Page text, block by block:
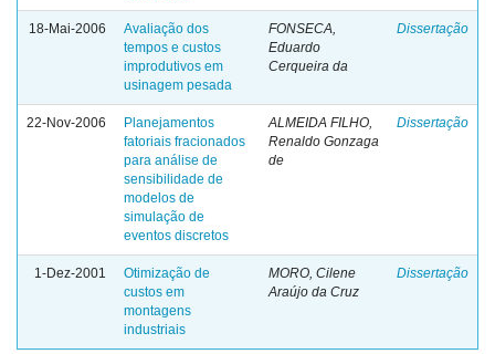
18-Mai-2006
Avaliação dos
tempos e custos
improdutivos em
usinagem pesada
FONSECA,
Eduardo
Cerqueira da
Dissertação
22-Nov-2006
Planejamentos
fatoriais fracionados
para análise de
sensibilidade de
modelos de
simulação de
eventos discretos
ALMEIDA FILHO,
Renaldo Gonzaga
de
Dissertação
1-Dez-2001
Otimização de
custos em
montagens
industriais
MORO, Cilene
Araújo da Cruz
Dissertação